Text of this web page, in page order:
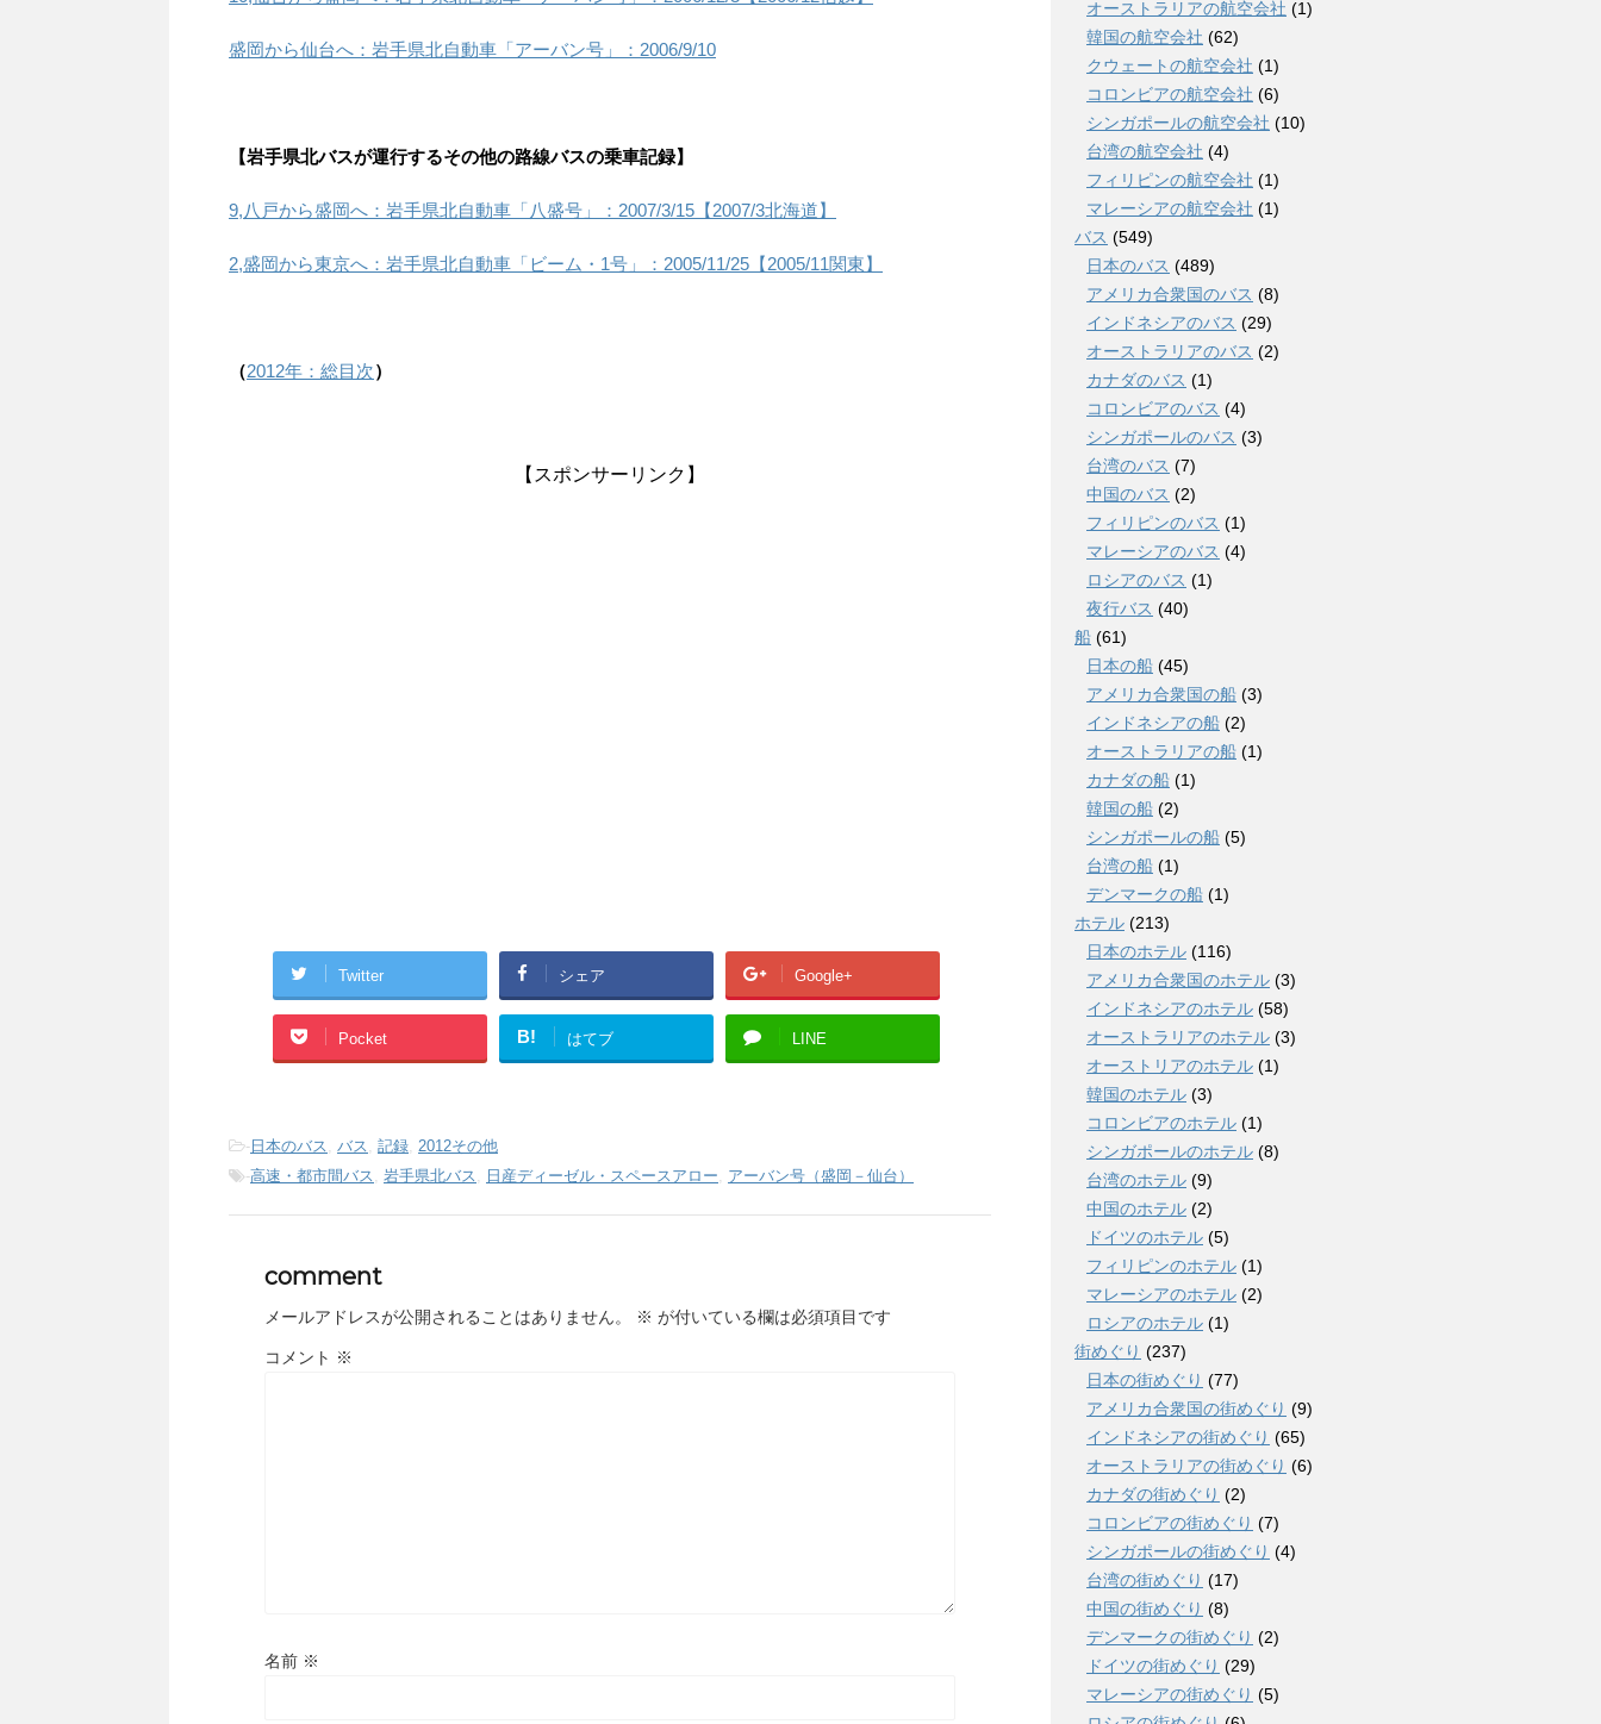
盛岡から仙台へ：岩手県北自動車「アーバン号」：2006/9/10
【岩手県北バスが運行するその他の路線バスの乗車記録】
9,八戸から盛岡へ：岩手県北自動車「八盛号」：2007/3/15【2007/3北海道】
2,盛岡から東京へ：岩手県北自動車「ビーム・1号」：2005/11/25【2005/11関東】
（2012年：総目次）
【スポンサーリンク】
Twitter シェア Google+
Pocket B! はてブ LINE
- 日本のバス, バス, 記録, 2012その他
-高速・都市間バス, 岩手県北バス, 日産ディーゼル・スペースアロー, アーバン号（盛岡－仙台）
comment
メールアドレスが公開されることはありません。 ※ が付いている欄は必須項目です
コメント ※
名前 ※
オーストラリアの航空会社 (1)
韓国の航空会社 (62)
クウェートの航空会社 (1)
コロンビアの航空会社 (6)
シンガポールの航空会社 (10)
台湾の航空会社 (4)
フィリピンの航空会社 (1)
マレーシアの航空会社 (1)
バス (549)
日本のバス (489)
アメリカ合衆国のバス (8)
インドネシアのバス (29)
オーストラリアのバス (2)
カナダのバス (1)
コロンビアのバス (4)
シンガポールのバス (3)
台湾のバス (7)
中国のバス (2)
フィリピンのバス (1)
マレーシアのバス (4)
ロシアのバス (1)
夜行バス (40)
船 (61)
日本の船 (45)
アメリカ合衆国の船 (3)
インドネシアの船 (2)
オーストラリアの船 (1)
カナダの船 (1)
韓国の船 (2)
シンガポールの船 (5)
台湾の船 (1)
デンマークの船 (1)
ホテル (213)
日本のホテル (116)
アメリカ合衆国のホテル (3)
インドネシアのホテル (58)
オーストラリアのホテル (3)
オーストリアのホテル (1)
韓国のホテル (3)
コロンビアのホテル (1)
シンガポールのホテル (8)
台湾のホテル (9)
中国のホテル (2)
ドイツのホテル (5)
フィリピンのホテル (1)
マレーシアのホテル (2)
ロシアのホテル (1)
街めぐり (237)
日本の街めぐり (77)
アメリカ合衆国の街めぐり (9)
インドネシアの街めぐり (65)
オーストラリアの街めぐり (6)
カナダの街めぐり (2)
コロンビアの街めぐり (7)
シンガポールの街めぐり (4)
台湾の街めぐり (17)
中国の街めぐり (8)
デンマークの街めぐり (2)
ドイツの街めぐり (29)
マレーシアの街めぐり (5)